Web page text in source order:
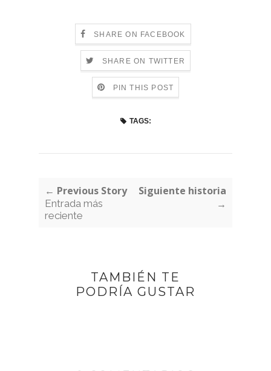
SHARE ON FACEBOOK
SHARE ON TWITTER
PIN THIS POST
TAGS:
← Previous Story
Entrada más
reciente
Siguiente historia
→
TAMBIÉN TE
PODRÍA GUSTAR